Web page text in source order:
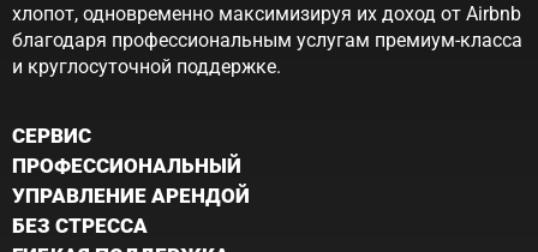
хлопот, одновременно максимизируя их доход от Airbnb
благодаря профессиональным услугам премиум-класса
и круглосуточной поддержке.
CЕРВИС
ПРОФЕССИОНАЛЬНЫЙ
УПРАВЛЕНИЕ АРЕНДОЙ
БЕЗ СТРЕССА